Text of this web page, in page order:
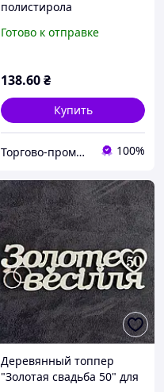
полистирола
(1 шт)
Готово к отправке
138.60₴
Купить
Торгово-промышленная компания: Зав Маг Пром 100%
Деревянный топпер
"Золотая свадьба 50" для